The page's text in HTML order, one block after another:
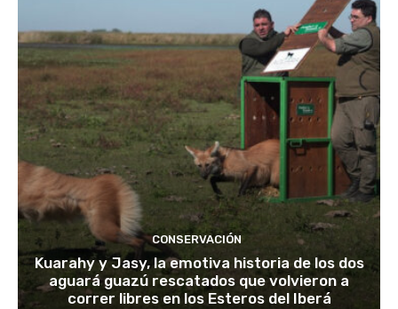
CONSERVACIÓN
Kuarahy y Jasy, la emotiva historia de los dos
aguará guazú rescatados que volvieron a
correr libres en los Esteros del Iberá